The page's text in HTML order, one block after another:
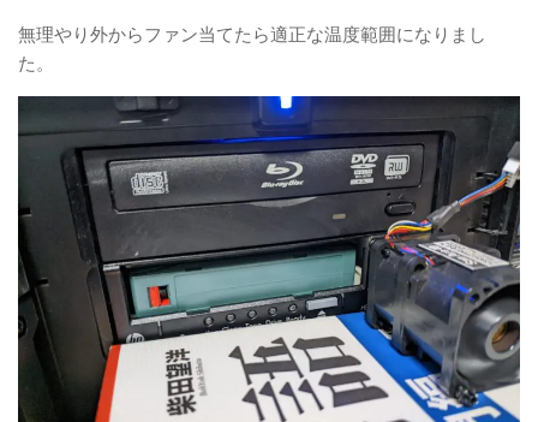
無理やり外からファン当てたら適正な温度範囲になりまし
た。